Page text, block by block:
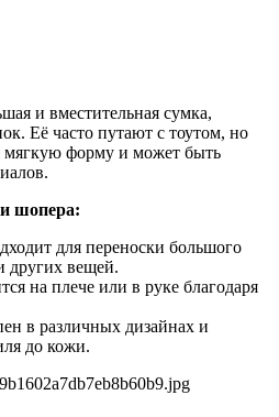
и вместительная сумка,
Её часто путают с тоутом, но
мягкую форму и может быть
шопера:
для переноски большого
других вещей.
на плече или в руке благодаря
в различных дизайнах и
до кожи.